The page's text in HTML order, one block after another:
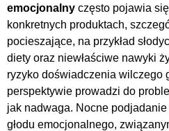
emocjonalny często pojawia
konkretnych produktach,
pocieszające, na przykład
diety oraz niewłaściwe nawyki
ryzyko doświadczenia wilczego
perspektywie prowadzi do
jak nadwaga. Nocne
głodu emocjonalnego,